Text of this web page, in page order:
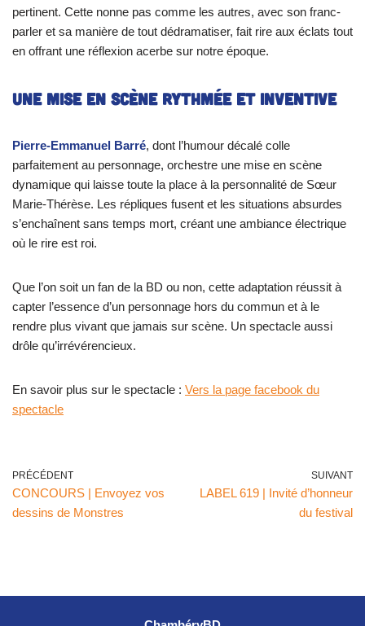
pertinent. Cette nonne pas comme les autres, avec son franc-
parler et sa manière de tout dédramatiser, fait rire aux éclats tout
en offrant une réflexion acerbe sur notre époque.
Une mise en scène rythmée et inventive
Pierre-Emmanuel Barré, dont l’humour décalé colle
parfaitement au personnage, orchestre une mise en scène
dynamique qui laisse toute la place à la personnalité de Sœur
Marie-Thérèse. Les répliques fusent et les situations absurdes
s’enchaînent sans temps mort, créant une ambiance électrique
où le rire est roi.
Que l’on soit un fan de la BD ou non, cette adaptation réussit à
capter l’essence d’un personnage hors du commun et à le
rendre plus vivant que jamais sur scène. Un spectacle aussi
drôle qu’irrévérencieux.
En savoir plus sur le spectacle : Vers la page facebook du
spectacle
PRÉCÉDENT
CONCOURS | Envoyez vos
dessins de Monstres
SUIVANT
LABEL 619 | Invité d’honneur
du festival